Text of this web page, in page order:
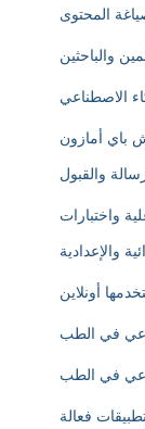
المحتوى
والباحثين
الاصطناعي
باي أمازون
والقبول
واختبارات
والإعدادية
أونلاين
في الطب
في الطب
فعالة